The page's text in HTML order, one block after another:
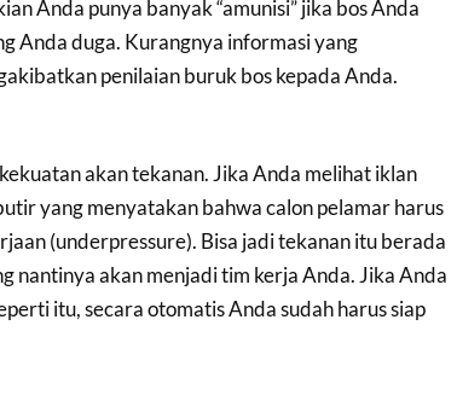
Anda punya banyak “amunisi” jika bos Anda
Anda duga. Kurangnya informasi yang
penilaian buruk bos kepada Anda.
akan tekanan. Jika Anda melihat iklan
yang menyatakan bahwa calon pelamar harus
(underpressure). Bisa jadi tekanan itu berada
nantinya akan menjadi tim kerja Anda. Jika Anda
itu, secara otomatis Anda sudah harus siap